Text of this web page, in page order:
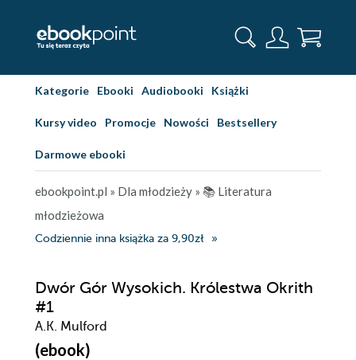
Kategorie Ebooki Audiobooki Książki
Kursy video Promocje Nowości Bestsellery
Darmowe ebooki
ebookpoint.pl » Dla młodzieży » 📚 Literatura
młodzieżowa
Codziennie inna książka za 9,90zł
Dwór Gór Wysokich. Królestwa Okrith
#1
A.K. Mulford
(ebook)